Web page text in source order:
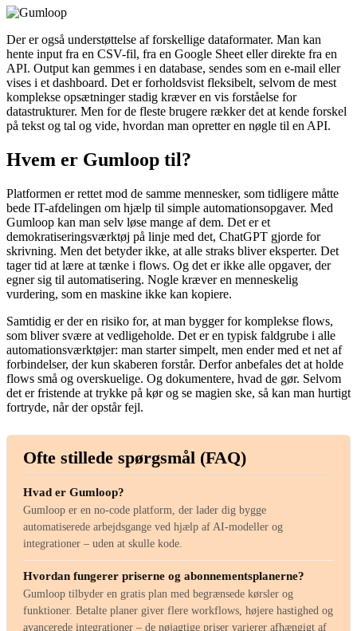
Der er også understøttelse af forskellige dataformater. Man kan
hente input fra en CSV-fil, fra en Google Sheet eller direkte fra en
API. Output kan gemmes i en database, sendes som en e-mail eller
vises i et dashboard. Det er forholdsvist fleksibelt, selvom de mest
komplekse opsætninger stadig kræver en vis forståelse for
datastrukturer. Men for de fleste brugere rækker det at kende forskel
på tekst og tal og vide, hvordan man opretter en nøgle til en API.
Hvem er Gumloop til?
Platformen er rettet mod de samme mennesker, som tidligere måtte
bede IT-afdelingen om hjælp til simple automationsopgaver. Med
Gumloop kan man selv løse mange af dem. Det er et
demokratiseringsværktøj på linje med det, ChatGPT gjorde for
skrivning. Men det betyder ikke, at alle straks bliver eksperter. Det
tager tid at lære at tænke i flows. Og det er ikke alle opgaver, der
egner sig til automatisering. Nogle kræver en menneskelig
vurdering, som en maskine ikke kan kopiere.
Samtidig er der en risiko for, at man bygger for komplekse flows,
som bliver svære at vedligeholde. Det er en typisk faldgrube i alle
automationsværktøjer: man starter simpelt, men ender med et net af
forbindelser, der kun skaberen forstår. Derfor anbefales det at holde
flows små og overskuelige. Og dokumentere, hvad de gør. Selvom
det er fristende at trykke på kør og se magien ske, så kan man hurtigt
fortryde, når der opstår fejl.
Ofte stillede spørgsmål (FAQ)
Hvad er Gumloop?
Gumloop er en no-code platform, der lader dig bygge
automatiserede arbejdsgange ved hjælp af AI-modeller og
integrationer – uden at skulle kode.
Hvordan fungerer priserne og abonnementsplanerne?
Gumloop tilbyder en gratis plan med begrænsede kørsler og
funktioner. Betalte planer giver flere workflows, højere hastighed og
avancerede integrationer – de nøjagtige priser varierer afhængigt af